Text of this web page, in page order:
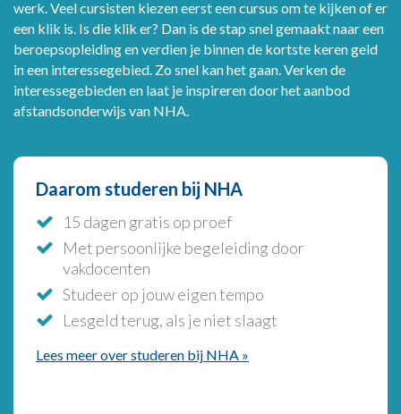
werk. Veel cursisten kiezen eerst een cursus om te kijken of er
een klik is. Is die klik er? Dan is de stap snel gemaakt naar een
beroepsopleiding en verdien je binnen de kortste keren geld
in een interessegebied. Zo snel kan het gaan. Verken de
interessegebieden en laat je inspireren door het aanbod
afstandsonderwijs van NHA.
Daarom studeren bij NHA
15 dagen gratis op proef
Met persoonlijke begeleiding door
vakdocenten
Studeer op jouw eigen tempo
Lesgeld terug, als je niet slaagt
Lees meer over studeren bij NHA »